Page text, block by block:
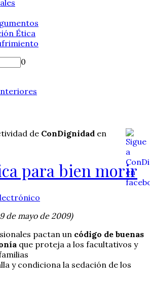
Ética
0
de ConDignidad en
para bien morir
de mayo de 2009)
pactan un código de buenas
que proteja a los facultativos y
y condiciona la sedación de los